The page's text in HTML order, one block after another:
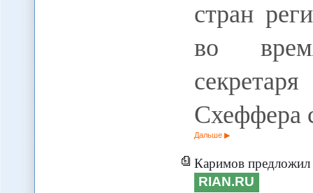
стран
во
Дальше
Каримов предложил
RIAN.RU